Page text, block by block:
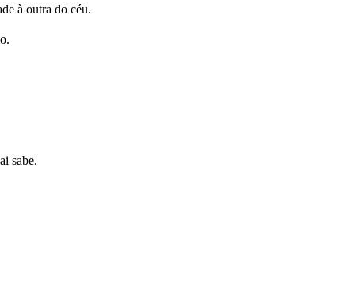
à outra do céu.
sabe.